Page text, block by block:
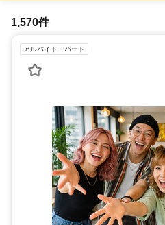
1,570件
アルバイト・パート